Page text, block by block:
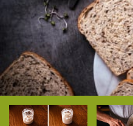
Články
TV Program
Škola vaření
Recepty z TV